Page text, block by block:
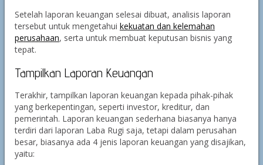
Setelah laporan keuangan selesai dibuat, analisis laporan
tersebut untuk mengetahui kekuatan dan kelemahan
perusahaan, serta untuk membuat keputusan bisnis yang
tepat.
Tampilkan Laporan Keuangan
Terakhir, tampilkan laporan keuangan kepada pihak-pihak
yang berkepentingan, seperti investor, kreditur, dan
pemerintah. Laporan keuangan sederhana biasanya hanya
terdiri dari laporan Laba Rugi saja, tetapi dalam perusahan
besar, biasanya ada 4 jenis laporan keuangan yang disajikan,
yaitu: